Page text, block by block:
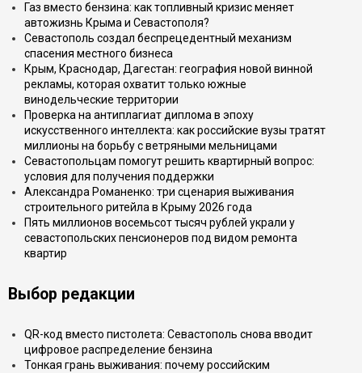
Газ вместо бензина: как топливный кризис меняет
автожизнь Крыма и Севастополя?
Севастополь создал беспрецедентный механизм
спасения местного бизнеса
Крым, Краснодар, Дагестан: география новой винной
рекламы, которая охватит только южные
винодельческие территории
Проверка на антиплагиат диплома в эпоху
искусственного интеллекта: как российские вузы тратят
миллионы на борьбу с ветряными мельницами
Севастопольцам помогут решить квартирный вопрос:
условия для получения поддержки
Александра Романенко: три сценария выживания
строительного ритейла в Крыму 2026 года
Пять миллионов восемьсот тысяч рублей украли у
севастопольских пенсионеров под видом ремонта
квартир
Выбор редакции
QR-код вместо пистолета: Севастополь снова вводит
цифровое распределение бензина
Тонкая грань выживания: почему российским